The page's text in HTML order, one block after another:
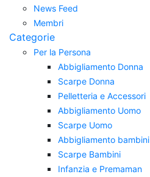
News Feed
Membri
Categorie
Per la Persona
Abbigliamento Donna
Scarpe Donna
Pelletteria e Accessori
Abbigliamento Uomo
Scarpe Uomo
Abbigliamento bambini
Scarpe Bambini
Infanzia e Premaman